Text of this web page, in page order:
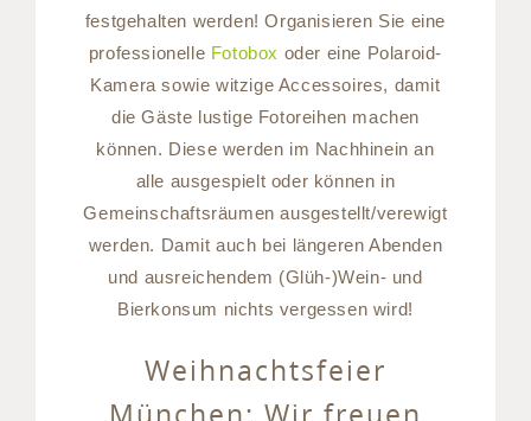
festgehalten werden! Organisieren Sie eine
professionelle Fotobox oder eine Polaroid-
Kamera sowie witzige Accessoires, damit
die Gäste lustige Fotoreihen machen
können. Diese werden im Nachhinein an
alle ausgespielt oder können in
Gemeinschaftsräumen ausgestellt/verewigt
werden. Damit auch bei längeren Abenden
und ausreichendem (Glüh-)Wein- und
Bierkonsum nichts vergessen wird!
Weihnachtsfeier